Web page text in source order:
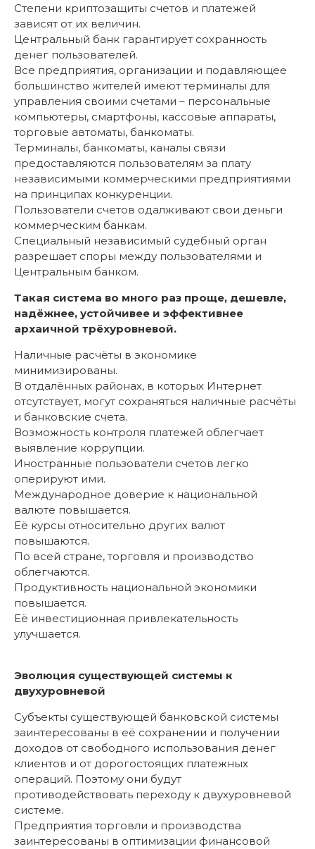
Степени криптозащиты счетов и платежей
зависят от их величин.
Центральный банк гарантирует сохранность
денег пользователей.
Все предприятия, организации и подавляющее
большинство жителей имеют терминалы для
управления своими счетами – персональные
компьютеры, смартфоны, кассовые аппараты,
торговые автоматы, банкоматы.
Терминалы, банкоматы, каналы связи
предоставляются пользователям за плату
независимыми коммерческими предприятиями
на принципах конкуренции.
Пользователи счетов одалживают свои деньги
коммерческим банкам.
Специальный независимый судебный орган
разрешает споры между пользователями и
Центральным банком.
Такая система во много раз проще, дешевле,
надёжнее, устойчивее и эффективнее
архаичной трёхуровневой.
Наличные расчёты в экономике
минимизированы.
В отдалённых районах, в которых Интернет
отсутствует, могут сохраняться наличные расчёты
и банковские счета.
Возможность контроля платежей облегчает
выявление коррупции.
Иностранные пользователи счетов легко
оперируют ими.
Международное доверие к национальной
валюте повышается.
Её курсы относительно других валют
повышаются.
По всей стране, торговля и производство
облегчаются.
Продуктивность национальной экономики
повышается.
Её инвестиционная привлекательность
улучшается.
Эволюция существующей системы к
двухуровневой
Субъекты существующей банковской системы
заинтересованы в её сохранении и получении
доходов от свободного использования денег
клиентов и от дорогостоящих платежных
операций. Поэтому они будут
противодействовать переходу к двухуровневой
системе.
Предприятия торговли и производства
заинтересованы в оптимизации финансовой